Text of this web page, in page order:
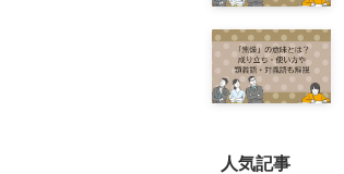
人気記事